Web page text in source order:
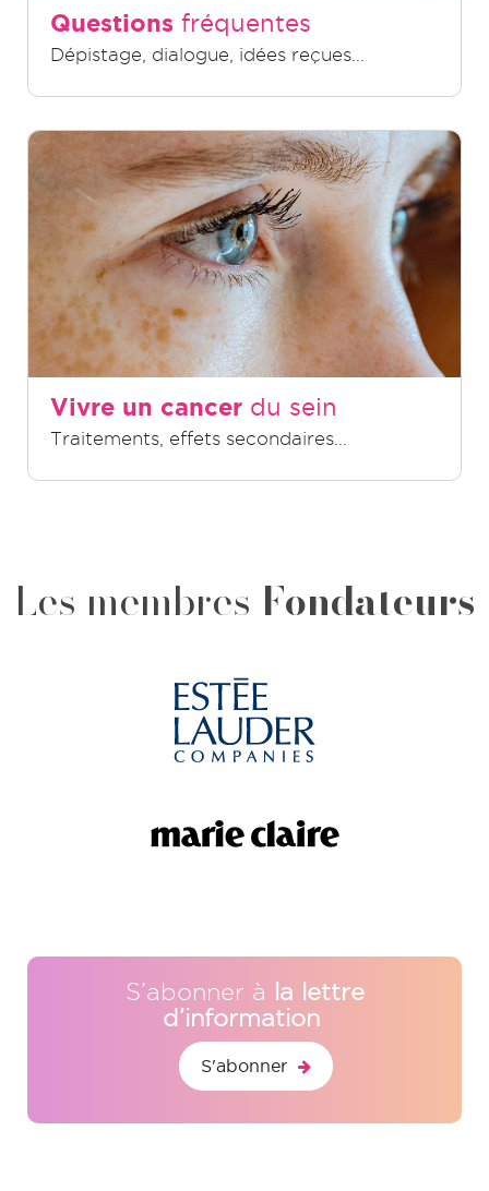
Questions fréquentes
Dépistage, dialogue, idées reçues...
Vivre un cancer du sein
Traitements, effets secondaires...
Les membres Fondateurs
S’abonner à
la lettre
d’information
S'abonner